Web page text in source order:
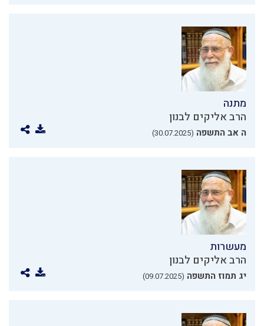
מתנה
הרב אליקים לבנון
ה אב התשפה (30.07.2025)
מעשרות
הרב אליקים לבנון
יג תמוז התשפה (09.07.2025)